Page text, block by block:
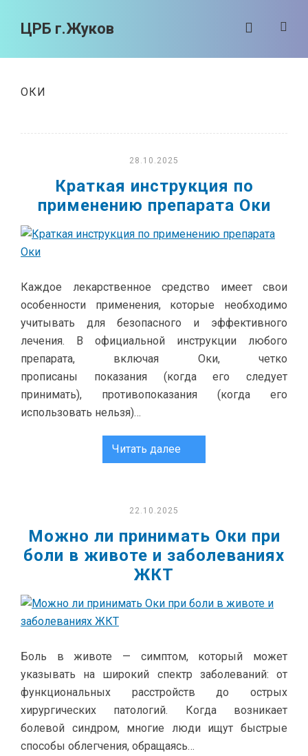
ЦРБ г.Жуков
ОКИ
28.10.2025
Краткая инструкция по
применению препарата Оки
Каждое лекарственное средство имеет свои
особенности применения, которые необходимо
учитывать для безопасного и эффективного
лечения. В официальной инструкции любого
препарата, включая Оки, четко
прописаны показания (когда его следует
принимать), противопоказания (когда его
использовать нельзя)…
Читать далее
22.10.2025
Можно ли принимать Оки при
боли в животе и заболеваниях
ЖКТ
Боль в животе — симптом, который может
указывать на широкий спектр заболеваний: от
функциональных расстройств до острых
хирургических патологий. Когда возникает
болевой синдром, многие люди ищут быстрые
способы облегчения, обращаясь…